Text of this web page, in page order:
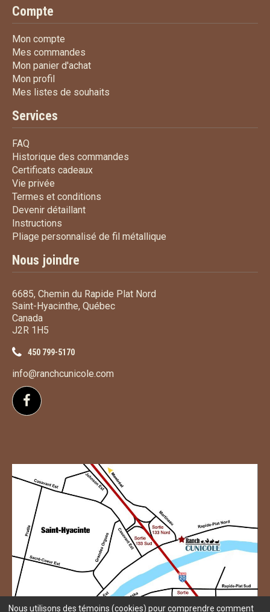
Compte
Mon compte
Mes commandes
Mon panier d'achatMon panier d'achat
Mon profil
Mes listes de souhaits
Services
FAQ
Historique des commandes
Certificats cadeauxCertificats cadeaux
Vie privée
Termes et conditions
Devenir détaillantDevenir détaillant
Instructions
Pliage personnalisé de fil métallique
Nous joindre
6685, Chemin du Rapide Plat Nord
Saint-Hyacinthe, Québec
Canada
J2R 1H5
450 799-5170
info@ranchcunicole.com
Suivez-nous sur Facebook
Nous utilisons des témoins (cookies) pour comprendre comment